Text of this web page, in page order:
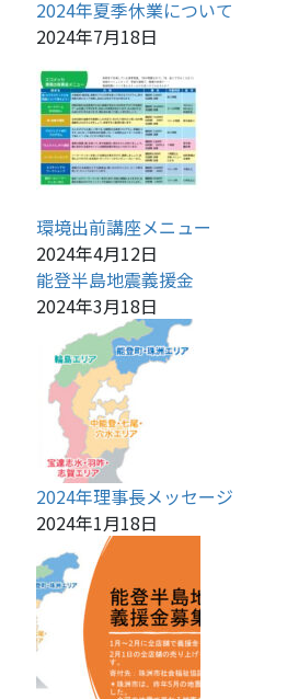
2024年夏季休業について
2024年7月18日
環境出前講座メニュー
2024年4月12日
能登半島地震義援金
2024年3月18日
2024年理事長メッセージ
2024年1月18日